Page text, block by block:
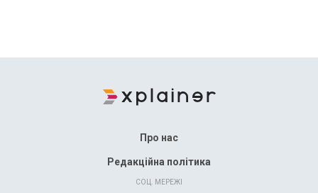
Про нас
Редакційна політика
СОЦ. МЕРЕЖІ